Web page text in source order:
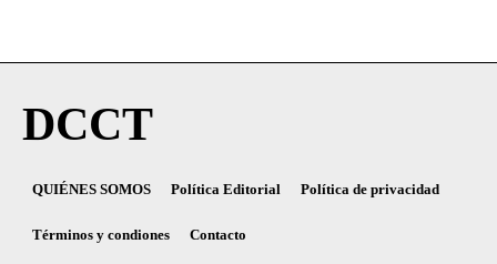
DCCT
QUIÉNES SOMOS Política Editorial Política de privacidad
Términos y condiones Contacto